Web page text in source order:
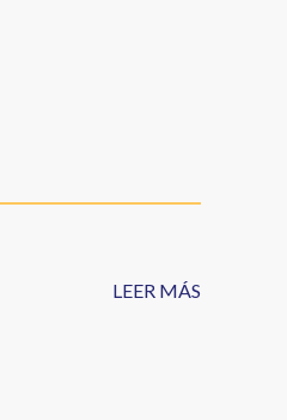
LEER MÁS